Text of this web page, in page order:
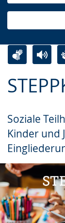
Soziale
Kinder und
Leichten
wechseln.
Audio-
Video
Deutscher
wird
angezeigt.